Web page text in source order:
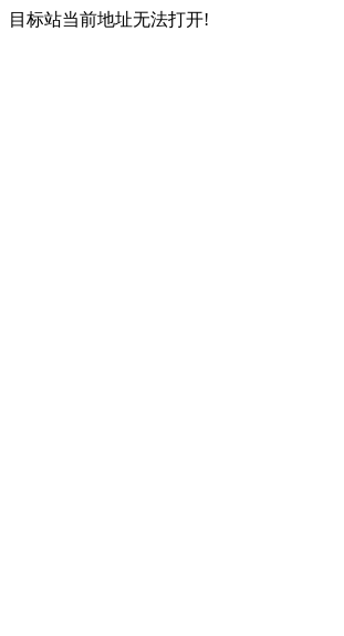
目标站当前地址无法打开!